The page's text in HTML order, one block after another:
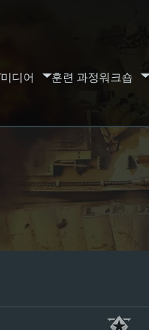
미디어 훈련 과정워크숍